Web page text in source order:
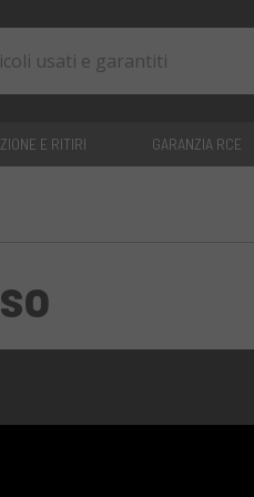
E RITIRI GARANZIA RCE